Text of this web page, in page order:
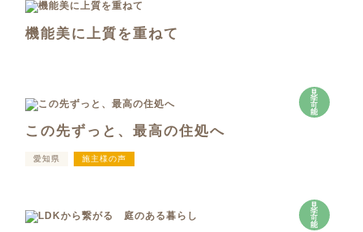
機能美に上質を重ねて
見
学
可
能
この先ずっと、最高の住処へ
愛知県 施主様の声
見
学
可
能